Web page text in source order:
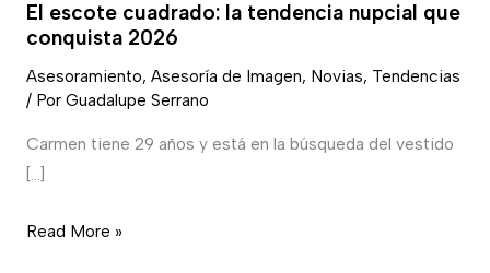
El escote cuadrado: la tendencia nupcial que
conquista 2026
Asesoramiento, Asesoría de Imagen, Novias, Tendencias
/ Por Guadalupe Serrano
Carmen tiene 29 años y está en la búsqueda del vestido
[…]
cuadrado:
la
tendencia
nupcial
que
conquista
Read More »